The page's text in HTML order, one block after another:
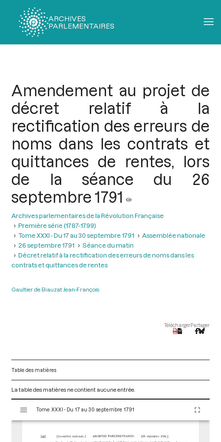
ARCHIVES
PARLEMENTAIRES
Amendement au projet de
décret relatif à la
rectification des erreurs de
noms dans les contrats et
quittances de rentes, lors
de la séance du 26
septembre 1791
Archives parlementaires de la Révolution Française
Première série (1787-1799)
Tome XXXI - Du 17 au 30 septembre 1791
Assemblée nationale
26 septembre 1791
Séance du matin
Décret relatif à la rectification des erreurs de noms dans les
contrats et quittances de rentes
Gaultier de Biauzat Jean-François
TéléchargerPartager
Table des matières
La table des matières ne contient aucune entrée.
s
Tome XXXI - Du 17 au 30 septembre 1791